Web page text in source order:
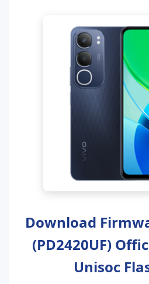
Download
(PD2420UF)
Unisoc